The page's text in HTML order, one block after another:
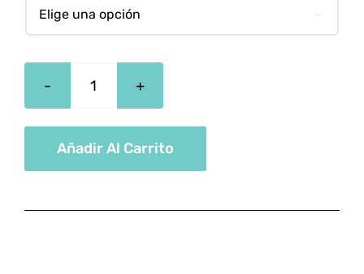
hasta
Auxiliar
Enfermería
En
Añadir Al Carrito